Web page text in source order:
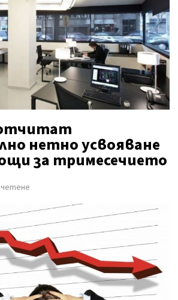
нетно усвояване
за тримесечието
четене